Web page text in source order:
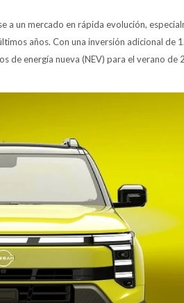
a un mercado en rápida evolución,
años. Con una inversión adicional de
de energía nueva (NEV) para el verano de